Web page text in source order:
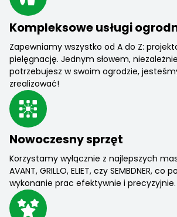
Kompleksowe usługi
Zapewniamy wszystko od A do Z:
pielęgnację. Jednym słowem,
potrzebujesz w swoim ogrodzie,
zrealizować!
Nowoczesny sprzęt
Korzystamy wyłącznie z najlepszych
AVANT, GRILLO, ELIET, czy SEMBDNER, co
wykonanie prac efektywnie i precyzyjnie.